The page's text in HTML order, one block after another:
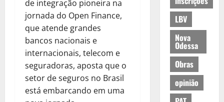
de integração pioneira na
jornada do Open Finance,
que atende grandes
bancos nacionais e
internacionais, telecom e
seguradoras, aposta que o
setor de seguros no Brasil
está embarcando em uma
LBV
Nova
Odessa
Obras
opinião